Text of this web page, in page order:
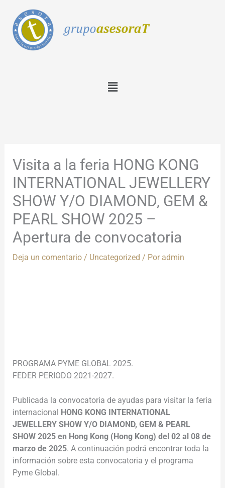
contenido
Menú
Visita a la feria HONG KONG
INTERNATIONAL JEWELLERY
SHOW Y/O DIAMOND, GEM &
PEARL SHOW 2025 –
Apertura de convocatoria
Deja un comentario / Uncategorized / Por admin
PROGRAMA PYME GLOBAL 2025.
FEDER PERIODO 2021-2027.
Publicada la convocatoria de ayudas para visitar la feria
internacional
HONG KONG INTERNATIONAL
JEWELLERY SHOW Y/O DIAMOND, GEM & PEARL
SHOW 2025 en Hong Kong (Hong Kong) del 02 al 08 de
marzo de 2025. A continuación podrá encontrar toda la
información sobre esta convocatoria y el programa
Pyme Global.